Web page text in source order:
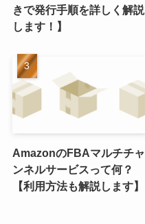
きで発行手順を詳しく解説
します！】
AmazonのFBAマルチチャ
ンネルサービスって何？
【利用方法も解説します】